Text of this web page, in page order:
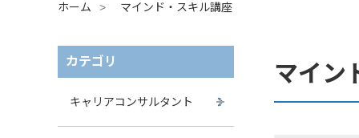
ホーム > マインド・スキル講座
カテゴリ
キャリアコンサルタント
マイン